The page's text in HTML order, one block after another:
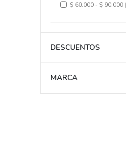
$ 60.000 - $ 90.000
DESCUENTOS
MARCA